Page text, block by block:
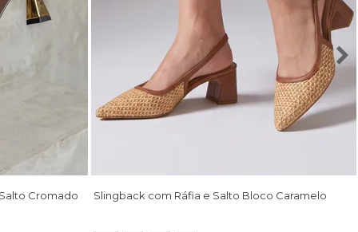
Cromado Slingback com Ráfia e Salto Bloco Caramelo